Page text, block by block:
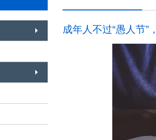
成年人不过“愚人节”